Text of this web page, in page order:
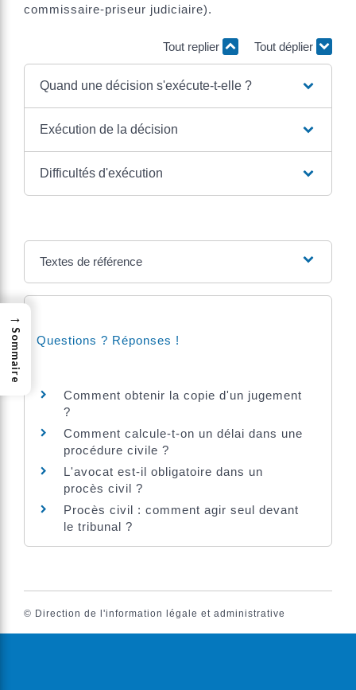
commissaire-priseur judiciaire).
Tout replier Tout déplier
Quand une décision s'exécute-t-elle ?
Exécution de la décision
Difficultés d'exécution
Textes de référence
Questions ? Réponses !
Comment obtenir la copie d'un jugement
?
Comment calcule-t-on un délai dans une
procédure civile ?
L'avocat est-il obligatoire dans un
procès civil ?
Procès civil : comment agir seul devant
le tribunal ?
© Direction de l'information légale et administrative
→
Sommaire